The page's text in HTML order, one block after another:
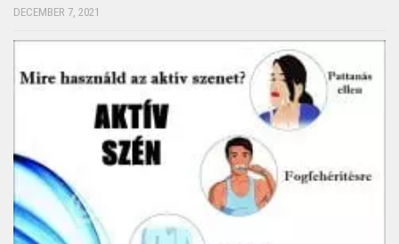
DECEMBER 7, 2021